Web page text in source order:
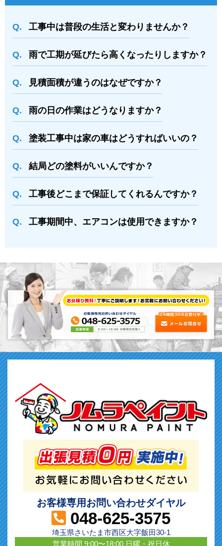
工事中は普段の生活と変わりませんか？
雨で工期が延びたら高くなったりしますか？
⾒積⾯積が違うのはなぜですか？
⾬の日の作業はどうなりますか？
塗装⼯事中は家の⾞はどうすればいいの？
結局どの塗料がいいんですか？
⼯事後どこまで保証してくれるんですか？
⼯事期間中、エアコンは使⽤できますか？
お客様専用お問い合わせダイヤル
048-625-3575
埼玉県さいたま市西区大字飯田30-1
営業時間 9:00〜18:00 日曜・祝日休